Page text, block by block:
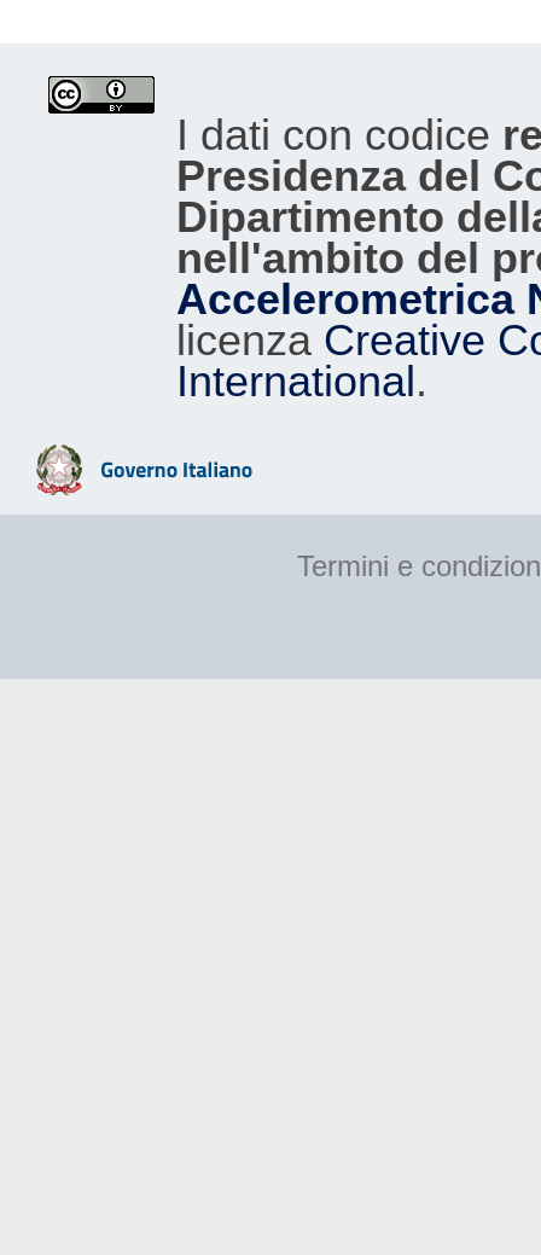
I dati con codice
Presidenza del
Dipartimento
nell'ambito del
Accelerometrica
licenza Creative
International.
Termini e